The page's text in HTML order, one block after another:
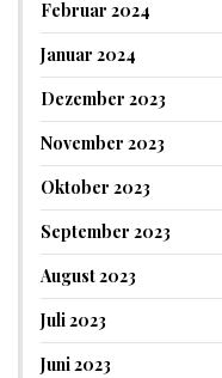
Februar 2024
Januar 2024
Dezember 2023
November 2023
Oktober 2023
September 2023
August 2023
Juli 2023
Juni 2023